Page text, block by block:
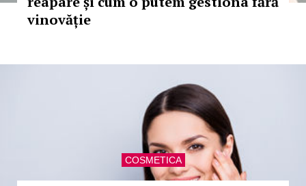
vinovăție
COSMETICA